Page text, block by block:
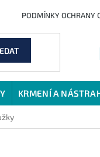
PODMÍNKY OCHRANY
KRMENÍ A